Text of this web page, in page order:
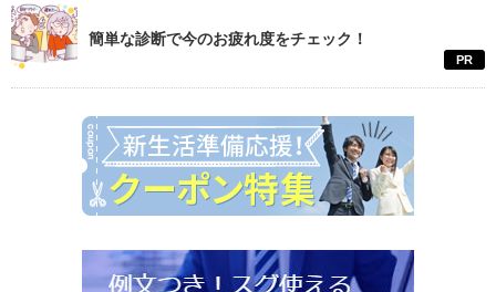
簡単な診断で今のお疲れ度をチェック！
PR